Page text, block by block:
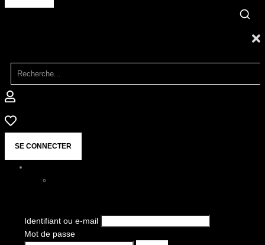
SE CONNECTER
Identifiant ou e-mail
Mot de passe